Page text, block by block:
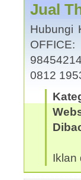
Jual
Hubungi
0812
Iklan